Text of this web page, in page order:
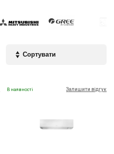
В наявності Залишити відгук